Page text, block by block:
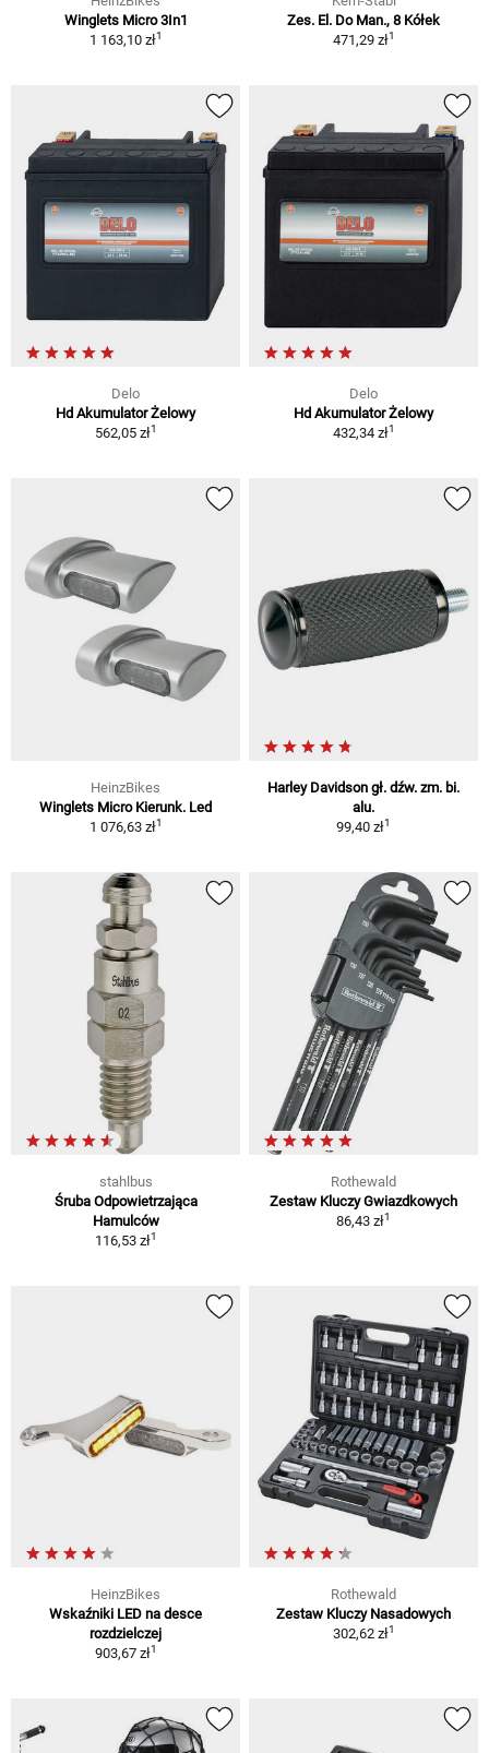
Winglets Micro 3In1
1 163,10 zł1
Zes. El. Do Man., 8 Kółek
471,29 zł1
Delo
Hd Akumulator Żelowy
562,05 zł1
Delo
Hd Akumulator Żelowy
432,34 zł1
HeinzBikes
Winglets Micro Kierunk. Led
1 076,63 zł1
Harley Davidson gł. dźw. zm. bi.
alu.
99,40 zł1
stahlbus
Śruba Odpowietrzająca
Hamulców
116,53 zł1
Rothewald
Zestaw Kluczy Gwiazdkowych
86,43 zł1
HeinzBikes
Wskaźniki LED na desce
rozdzielczej
903,67 zł1
Rothewald
Zestaw Kluczy Nasadowych
302,62 zł1